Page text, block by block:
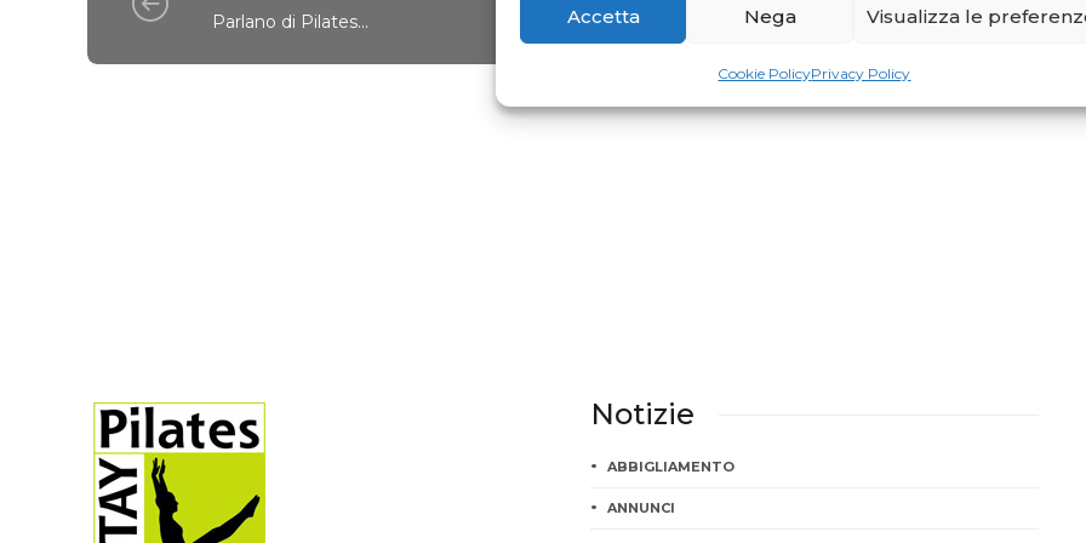
Accetta Nega Visualizza le
Cookie PolicyPrivacy Policy
Parlano di Pilates... Valeria Bertolasi Teacher of the Week
Notizie
ABBIGLIAMENTO
ANNUNCI